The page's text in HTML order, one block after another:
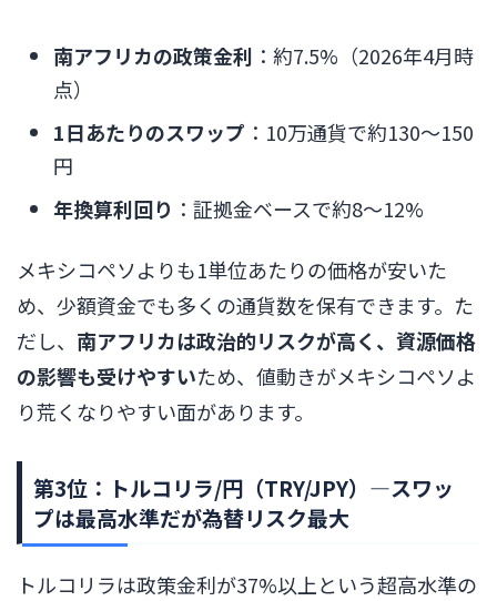
南アフリカの政策金利 ：約7.5%（2026年4月時
点）
1日あたりのスワップ ：10万通貨で約130〜150
円
年換算利回り ：証拠金ベースで約8〜12%
メキシコペソよりも1単位あたりの価格が安いた
め、少額資金でも多くの通貨数を保有できます。た
だし、 南アフリカは政治的リスクが高く、資源価格
の影響も受けやすいため、値動きがメキシコペソよ
り荒くなりやすい面があります。
第3位：トルコリラ/円（TRY/JPY）―スワッ
プは最高水準だが為替リスク最大
トルコリラは政策金利が37%以上という超高水準の